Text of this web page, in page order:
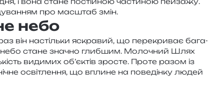
про мас­штаб змін.
небо
він настіль­ки яскра­вий, що пере­кри­ває бага­
небо стане зна­чно глиб­шим. Молочний Шлях
види­мих об’єктів зро­сте. Проте разом із
осві­тле­н­ня, що впли­не на пове­дін­ку людей